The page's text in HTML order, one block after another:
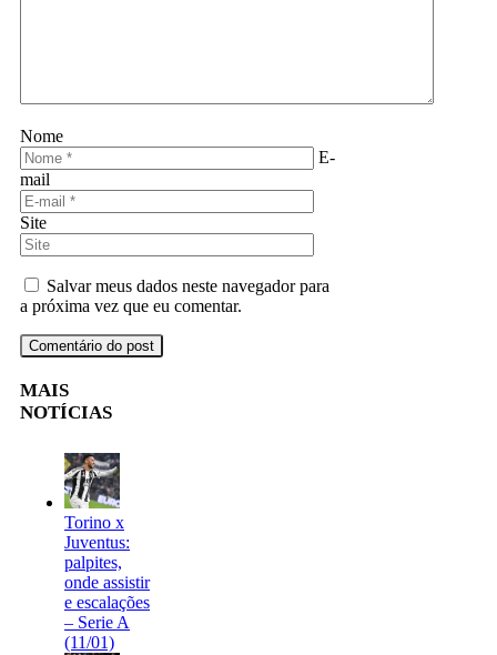
Nome
E-
mail
Site
Salvar meus dados neste navegador para
a próxima vez que eu comentar.
MAIS
NOTÍCIAS
Torino x
Juventus:
palpites,
onde assistir
e escalações
– Serie A
(11/01)